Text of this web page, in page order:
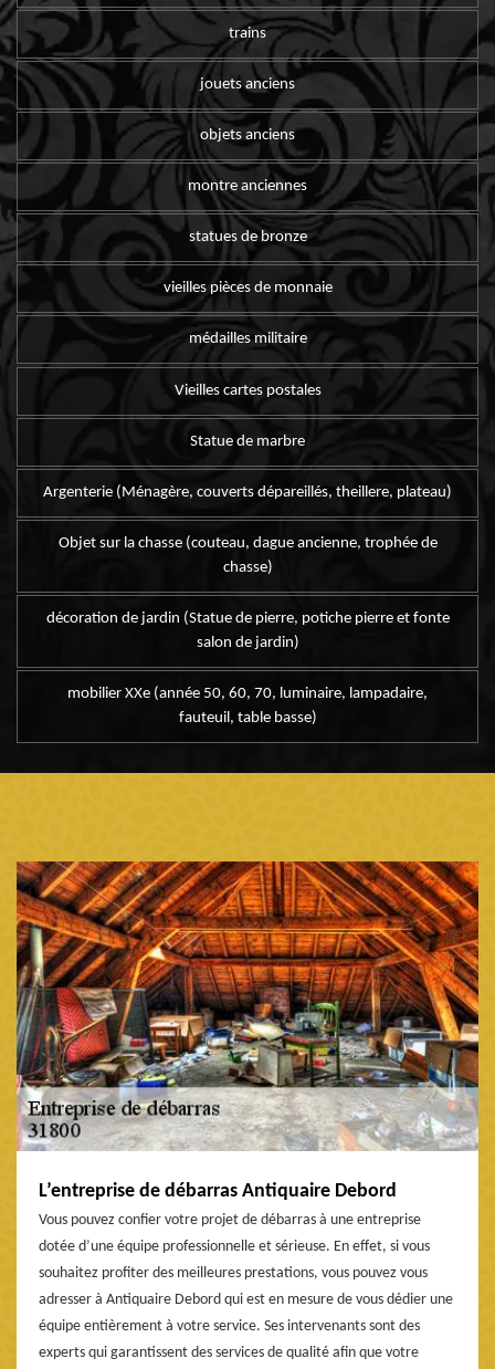
trains
jouets anciens
objets anciens
montre anciennes
statues de bronze
vieilles pièces de monnaie
médailles militaire
Vieilles cartes postales
Statue de marbre
Argenterie (Ménagère, couverts dépareillés, theillere, plateau)
Objet sur la chasse (couteau, dague ancienne, trophée de
chasse)
décoration de jardin (Statue de pierre, potiche pierre et fonte
salon de jardin)
mobilier XXe (année 50, 60, 70, luminaire, lampadaire,
fauteuil, table basse)
L’entreprise de débarras Antiquaire Debord
Vous pouvez confier votre projet de débarras à une entreprise
dotée d’une équipe professionnelle et sérieuse. En effet, si vous
souhaitez profiter des meilleures prestations, vous pouvez vous
adresser à Antiquaire Debord qui est en mesure de vous dédier une
équipe entièrement à votre service. Ses intervenants sont des
experts qui garantissent des services de qualité afin que votre